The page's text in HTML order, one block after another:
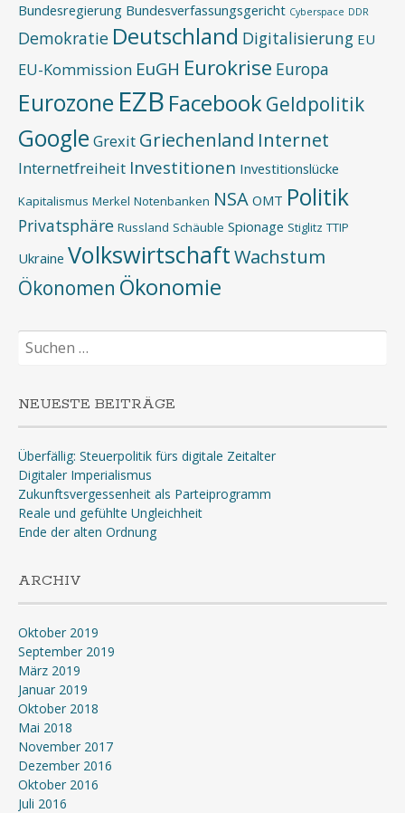
Bundesregierung Bundesverfassungsgericht Cyberspace DDR
Demokratie Deutschland Digitalisierung EU
EU-Kommission EuGH Eurokrise Europa
Eurozone EZB FacebookGeldpolitik
Google Grexit Griechenland Internet
Internetfreiheit Investitionen Investitionslücke
Kapitalismus Merkel Notenbanken NSA OMT Politik
Privatsphäre Russland Schäuble Spionage Stiglitz TTIP
Ukraine VolkswirtschaftWachstum
Ökonomen Ökonomie
Suchen
nach:
NEUESTE BEITRÄGE
Überfällig: Steuerpolitik fürs digitale Zeitalter
Digitaler Imperialismus
Zukunftsvergessenheit als Parteiprogramm
Reale und gefühlte Ungleichheit
Ende der alten Ordnung
ARCHIV
Oktober 2019
September 2019
März 2019
Januar 2019
Oktober 2018
Mai 2018
November 2017
Dezember 2016
Oktober 2016
Juli 2016